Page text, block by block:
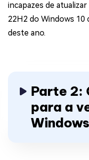
incapazes de
22H2 do Windows 10
deste ano.
Parte 2:
para a